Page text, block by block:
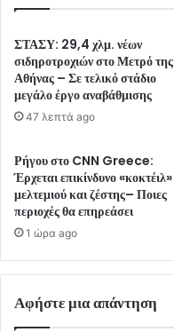
ΣΤΑΣΥ: 29,4 χλμ. νέων
σιδηροτροχιών στο Μετρό της
Αθήνας – Σε τελικό στάδιο
μεγάλο έργο αναβάθμισης
47 λεπτά ago
Ρήγου στο CNN Greece:
Έρχεται επικίνδυνο «κοκτέιλ»
μελτεμιού και ζέστης– Ποιες
περιοχές θα επηρεάσει
1 ώρα ago
Αφήστε μια απάντηση